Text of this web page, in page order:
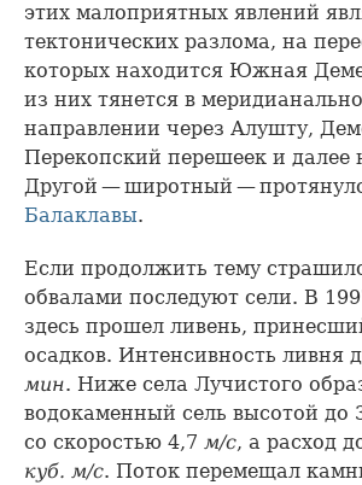
этих малоприятных явлений
тектонических разлома, на
которых находится Южная
из них тянется в
направлении через Алушту,
Перекопский перешеек и далее
Другой — широтный —
Балаклавы.
Если продолжить тему
обвалами последуют сели. В
здесь прошел ливень,
осадков. Интенсивность ливня
мин. Ниже села Лучистого
водокаменный сель высотой до
со скоростью 4,7 м/с, а расход
куб. м/с. Поток перемещал